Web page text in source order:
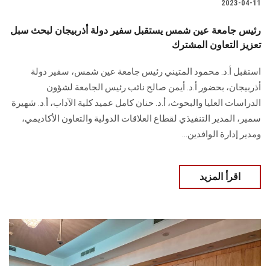
2023-04-11
رئيس جامعة عين شمس يستقبل سفير دولة أذربيجان لبحث سبل
تعزيز التعاون المشترك
استقبل أ.د. محمود المتيني رئيس جامعة عين شمس، سفير دولة
أذربيجان، بحضور أ.د. أيمن صالح نائب رئيس الجامعة لشؤون
الدراسات العليا والبحوث، أ.د. حنان كامل عميد كلية الآداب، أ.د. شهيرة
سمير، المدير التنفيذي لقطاع العلاقات الدولية والتعاون الأكاديمي،
ومدير إدارة الوافدين...
اقرأ المزيد